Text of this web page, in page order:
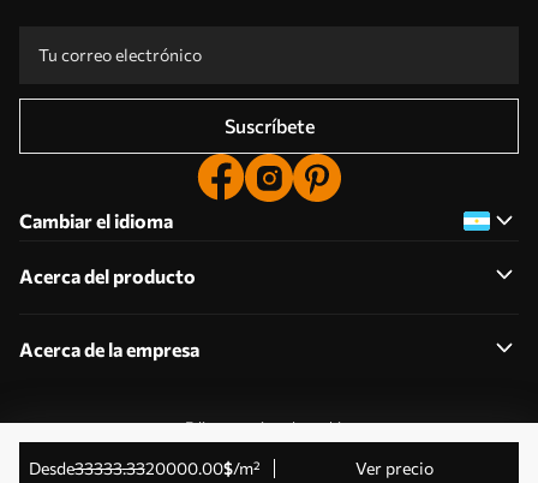
desde33333.3320000.00$/m² Ver precio
Suscríbete
Cambiar el idioma
Acerca del producto
Acerca de la empresa
Editar permisos de cookies
© 2011-2026 Uwalls . Todos los derechos reservados.